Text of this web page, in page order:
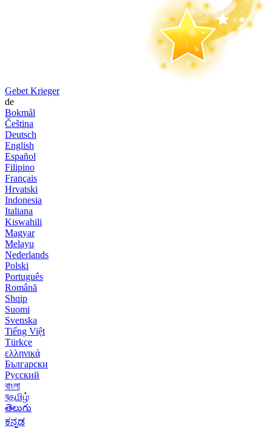
Gebet Krieger
de
Bokmål
Čeština
Deutsch
English
Español
Filipino
Français
Hrvatski
Indonesia
Italiana
Kiswahili
Magyar
Melayu
Nederlands
Polski
Português
Română
Shqip
Suomi
Svenska
Tiếng Việt
Türkçe
ελληνικά
Български
Русский
বাংলা
বதமிழ்
తెలుగు
ಕನ್ನಡ